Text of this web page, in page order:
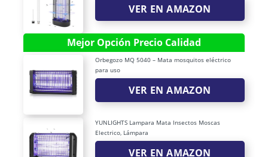
VER EN AMAZON
Mejor Opción Precio Calidad
Orbegozo MQ 5040 – Mata mosquitos eléctrico
para uso
VER EN AMAZON
YUNLIGHTS Lampara Mata Insectos Moscas
Electrico, Lámpara
VER EN AMAZON